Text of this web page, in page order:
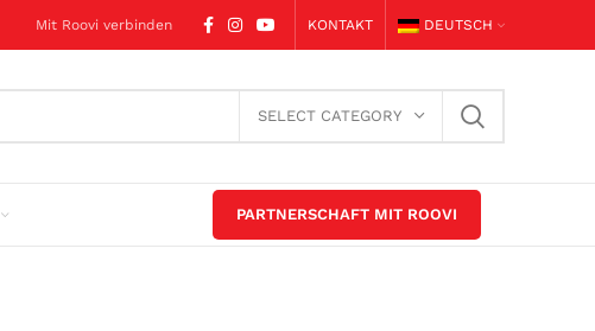
Mit Roovi verbinden KONTAKT DEUTSCH
SELECT CATEGORY
PARTNERSCHAFT MIT ROOVI